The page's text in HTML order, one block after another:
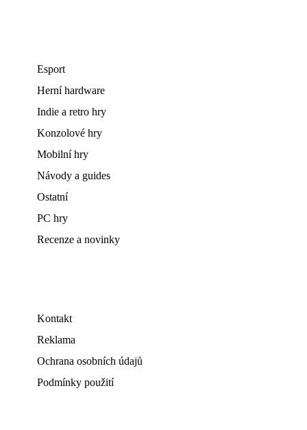
Esport
Herní hardware
Indie a retro hry
Konzolové hry
Mobilní hry
Návody a guides
Ostatní
PC hry
Recenze a novinky
Kontakt
Reklama
Ochrana osobních údajů
Podmínky použití